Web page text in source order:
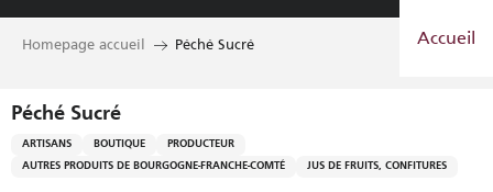
Aller
Accueil
Homepage accueil Péché Sucré
Péché Sucré
ARTISANS BOUTIQUE PRODUCTEUR
AUTRES PRODUITS DE BOURGOGNE-FRANCHE-COMTÉ JUS DE FRUITS, CONFITURES